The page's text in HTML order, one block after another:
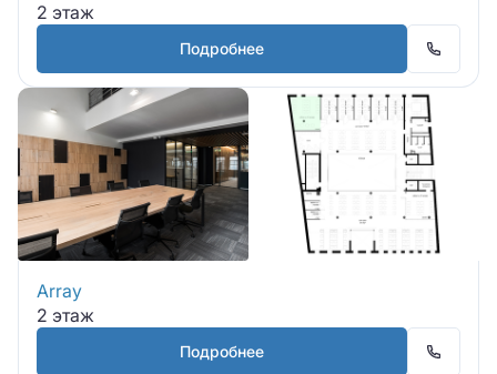
2 этаж
Подробнее
Array
2 этаж
Подробнее